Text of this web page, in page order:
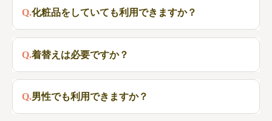
A.顔のたるみやシワを手技によって緩和させる技術になり
Q.化粧品をしていても利用できますか？
A.クレンジングにて化粧品を落として頂く必要がございま
Q.着替えは必要ですか？
A.必要ございません。
Q.男性でも利用できますか？